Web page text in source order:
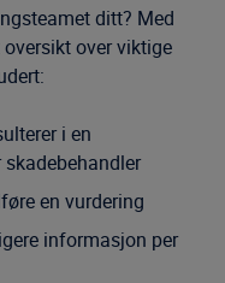
ditt? Med
over viktige
i en
en vurdering
informasjon per